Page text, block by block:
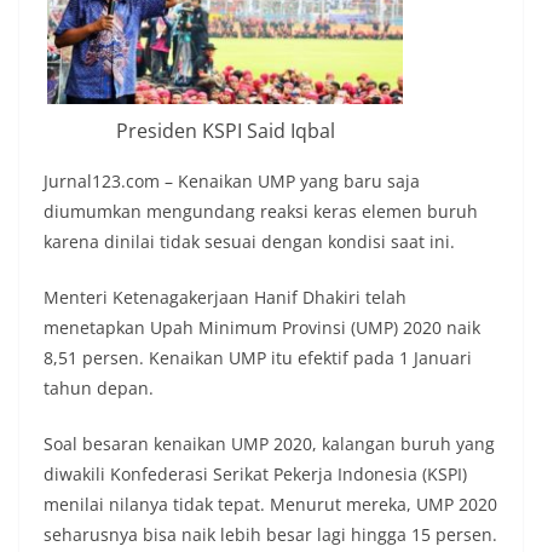
Presiden KSPI Said Iqbal
Jurnal123.com – Kenaikan UMP yang baru saja
diumumkan mengundang reaksi keras elemen buruh
karena dinilai tidak sesuai dengan kondisi saat ini.
Menteri Ketenagakerjaan Hanif Dhakiri telah
menetapkan Upah Minimum Provinsi (UMP) 2020 naik
8,51 persen. Kenaikan UMP itu efektif pada 1 Januari
tahun depan.
Soal besaran kenaikan UMP 2020, kalangan buruh yang
diwakili Konfederasi Serikat Pekerja Indonesia (KSPI)
menilai nilanya tidak tepat. Menurut mereka, UMP 2020
seharusnya bisa naik lebih besar lagi hingga 15 persen.